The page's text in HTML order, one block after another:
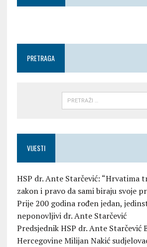
PRETRAGA
VIJESTI
HSP dr. Ante Starčević: “Hrvatima
zakon i pravo da sami biraju svoje
Prije 200 godina rođen jedan,
neponovljivi dr. Ante Starčević
Predsjednik HSP dr. Ante Starčević
Hercegovine Milijan Nakić